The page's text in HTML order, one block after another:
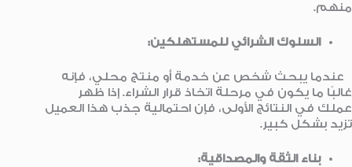
منهم.
السلوك الشرائي للمستهلكين:
عندما يبحث شخص عن خدمة أو منتج محلي، فإنه
غالبًا ما يكون في مرحلة اتخاذ قرار الشراء. إذا ظهر
عملك في النتائج الأولى، فإن احتمالية جذب هذا العميل
تزيد بشكل كبير.
بناء الثقة والمصداقية: